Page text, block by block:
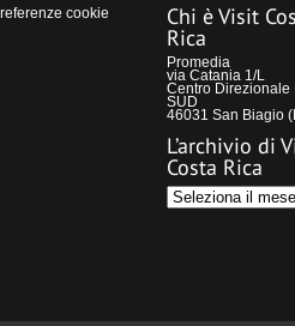
cookie Chi è Visit
Rica
Promedia
via Catania 1/L
Centro Direzionale
SUD
46031 San Biagio
L’archivio di
Costa Rica
L’archivio
di